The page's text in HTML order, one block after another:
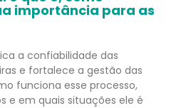
importância para as
a confiabilidade das
e fortalece a gestão das
funciona esse processo,
e em quais situações ele é